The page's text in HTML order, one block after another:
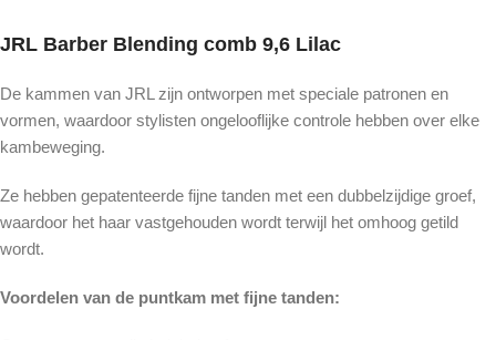
JRL Barber Blending comb 9,6 Lilac
De kammen van JRL zijn ontworpen met speciale patronen en
vormen, waardoor stylisten ongelooflijke controle hebben over elke
kambeweging.
Ze hebben gepatenteerde fijne tanden met een dubbelzijdige groef,
waardoor het haar vastgehouden wordt terwijl het omhoog getild
wordt.
Voordelen van de puntkam met fijne tanden: